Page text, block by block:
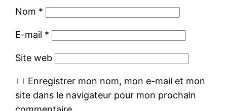
Nom *
E-mail *
Site web
Enregistrer mon nom, mon e-mail et mon
site dans le navigateur pour mon prochain